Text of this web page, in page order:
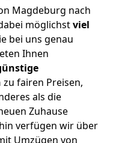
Magdeburg nach
möglichstviel
bei uns genau
Ihnen
zu fairen Preisen,
als die
Zuhause
verfügen wir über
Umzügen von